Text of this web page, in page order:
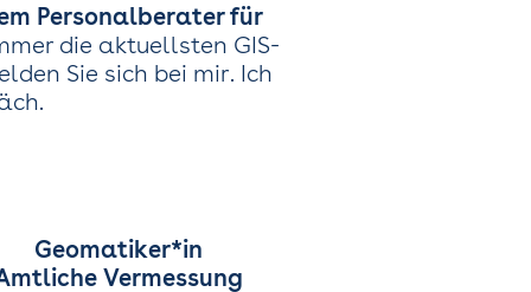
Personalberater für
die aktuellsten GIS-
Sie sich bei mir. Ich
Geomatiker*in
Vermessung